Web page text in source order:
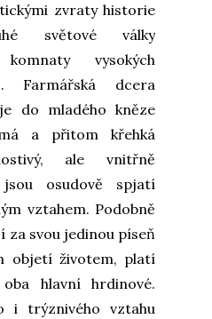
zvraty historie
světové války
vysokých
Farmářská dcera
do mladého kněze
a přitom křehká
ale vnitřně
osudově spjatí
vztahem. Podobně
za svou jedinou píseň
objetí životem, platí
hlavní hrdinové.
i trýznivého vztahu